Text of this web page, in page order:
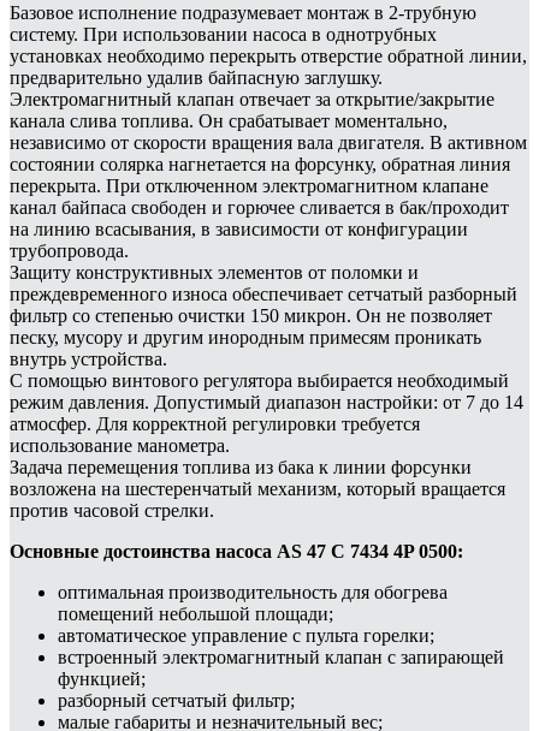
Базовое исполнение подразумевает монтаж в 2-трубную
систему. При использовании насоса в однотрубных
установках необходимо перекрыть отверстие обратной линии,
предварительно удалив байпасную заглушку.
Электромагнитный клапан отвечает за открытие/закрытие
канала слива топлива. Он срабатывает моментально,
независимо от скорости вращения вала двигателя. В активном
состоянии солярка нагнетается на форсунку, обратная линия
перекрыта. При отключенном электромагнитном клапане
канал байпаса свободен и горючее сливается в бак/проходит
на линию всасывания, в зависимости от конфигурации
трубопровода.
Защиту конструктивных элементов от поломки и
преждевременного износа обеспечивает сетчатый разборный
фильтр со степенью очистки 150 микрон. Он не позволяет
песку, мусору и другим инородным примесям проникать
внутрь устройства.
С помощью винтового регулятора выбирается необходимый
режим давления. Допустимый диапазон настройки: от 7 до 14
атмосфер. Для корректной регулировки требуется
использование манометра.
Задача перемещения топлива из бака к линии форсунки
возложена на шестеренчатый механизм, который вращается
против часовой стрелки.
Основные достоинства насоса AS 47 C 7434 4P 0500:
оптимальная производительность для обогрева
помещений небольшой площади;
автоматическое управление с пульта горелки;
встроенный электромагнитный клапан с запирающей
функцией;
разборный сетчатый фильтр;
малые габариты и незначительный вес;